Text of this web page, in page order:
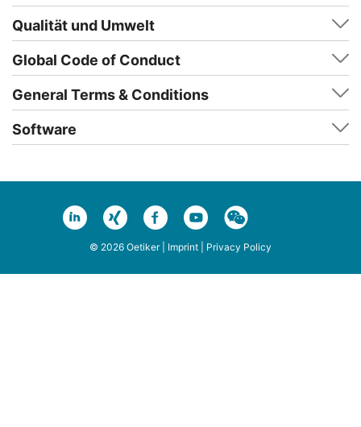
Qualität und Umwelt
Global Code of Conduct
General Terms & Conditions
Software
© 2026 Oetiker | Imprint Privacy Policy